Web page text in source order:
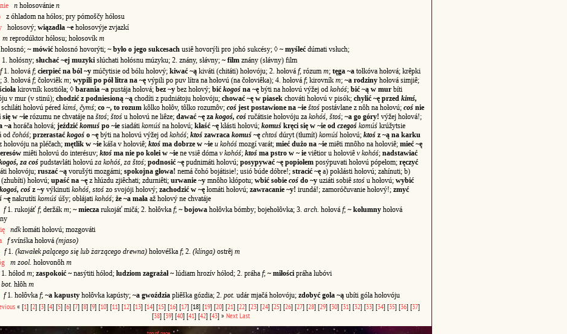
n hołosovánie n
z óhladom na hółos; pry pómoščy hółosu
hołosový; wiązadła ~e hołosovýje zvjazkí
m reprodúktor hółosu; hołosovík m
hołosnó; ~ mówić hołosnó hovorýti; ~ było o jego sukcesach usiê hovorýli pro johó sukcésy; ◊ ~ myśleć dúmati vsłuch;
1. hołósny; słuchać ~ej muzyki słúchati hołósnu múzyku; 2. znány, słávny; ~ film znány (słávny) film
f1. hołová f; cierpieć na ból ~y múčytisie od bólu hołový; kiwać ~ą kiváti (chitáti) hołovóju; 2. hołová f, rózum m; tęga ~a tołkóva hołová; krêpki
3. hołová f; čołoviêk m; wypili po pół litra na ~ę výpili po puv lítra na hołovú (na čołoviêka); 4. hołová f; kirovník m; ~a rodziny hołová simjiê;
kirovník kostióła; ◊ barania ~a pustája hołová; bez ~y bez hołový; bić kogoś na ~ę býti na hołovú výžej od kohóś; bić ~ą w mur bíti
v mur (v stinú); chodzić z podniesioną ~ą chodíti z pudniátoju hołovóju; chować ~ę w piasek chováti hołovú v pisók; chylić ~ę przed kimś,
schiláti hołovú péred kimś, čymś; co ~, to rozum kôlko hołôv, tôlko rozumôv; coś jest postawione na ~ie štoś postávlane z nôh na hołovú; coś nie
się w ~ie rózumu ne chvatáje na štoś; štoś u hołovú ne liêze; dawać ~ę za kogoś, coś ručátisie hołovóju za kohóś, štoś; ~a go góry! výžej hołová!;
~a horáča hołová; jeździć komuś po ~ie siadáti komúś na hołovú; kłaść ~ę kłásti hołovú; komuś kręci się w ~ie od czegoś komúś krúžytsie
od čohóś; przerastać kogoś o ~ę býti na hołovú výžej od kohóś; ktoś zawraca komuś ~ę chtoś dúryt (tłumít) komúś hołovú; ktoś z ~ą na karku
hołovóju na pléčach; mętlik w ~ie káša v hołoviê; ktoś ma dobrze w ~ie u kohóś mozgí varát; mieć dużo na ~ie miêti mnôho na hołoviê; mieć ~ę
miêti hołovú do interésuv; ktoś ma nie po kolei w ~ie ne vsiê dóma v kohóś; ktoś ma pstro w ~ ie viêtior u hołoviê v kohóś; nadstawiać
za coś pudstavláti hołovú za kohóś, za štoś; podnosić ~ę pudnimáti hołovú; posypywać ~ę popiołem posýpuvati hołovú pópełom; ręczyć
hołovóju; ruszać ~ą vorušýti mozgámi; spokojna głowa! nemá čohó bojátisie!; usió búde dóbre!; stracić ~ę a) pokłásti hołovú; zahínuti; b)
hołovú; upaść na ~ę z hłúzdu zjiêchati; zdurniêti; urwanie ~y mnôho kłópotu; wbić sobie coś do ~y uziáti sobiê stoś u hołovú; wybić
kogoś, coś z ~y výkinuti kohóś, stoś zo svojóji hołový; zachodzić w ~ę łomáti hołovú; zawracanie ~y! irundá!; zamoróčuvanie hołový!; zmyć
~ę nakrutíti komúś úšy; obłájati kohóś; że ~a mała až hołový ne chvatáje
f1. rukojáť f; deržák m; ~ miecza rukojáť mičá; 2. hołôvka f; ~ bojowa hołôvka bómby; bojehołôvka; 3. arch. hołová f; ~ kolumny hołová
ndkłomáti hołovú; mozgováti
fsvínśka hołová (mjaso)
f1. (kawałek palącego się lub żarzącego drewna) hołovéška f; 2. (klinga) ostrêj m
m zool. hołovonôh m
1. hółod m; zaspokoić ~ nasýtiti hółod; ludziom zagrażał ~ lúdiam hrozív hółod; 2. práha f; ~ miłości práha lubóvi
hłôh m
f1. hołôvka f; ~a kapusty hołôvka kapústy; ~a gwoździa pliêška gózdia; 2. pot. udár mjačá hołovóju; zdobyć gola ~ą ubíti góla hołovóju
« [1] [2] [3] [4] [5] [6] [7] [8] [9] [10] [11] [12] [13] [14] [15] [16] [17] [18] [19] [20] [21] [22] [23] [24] [25] [26] [27] [28] [29] [30] [31] [32] [33] [34] [35] [36] [37]
[38] [39] [40] [41] [42] [43]» Next Last